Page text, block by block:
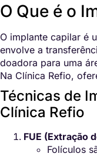
O Que é o
O implante capilar é
envolve a
doadora para uma
Na Clínica Refio,
Técnicas de
Clínica Refio
FUE (Extração
Folículos